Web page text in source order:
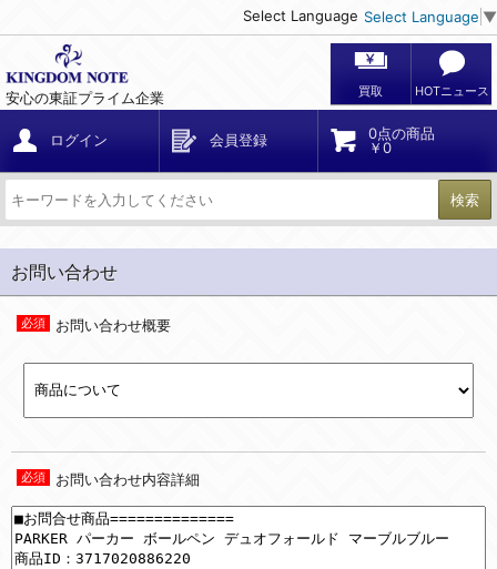
Select Language Select Language ▼
安心の東証プライム企業 買取 HOTニュース
ログイン 会員登録
0点の商品
￥0
検索
お問い合わせ
お問い合わせ概要
お問い合わせ内容詳細